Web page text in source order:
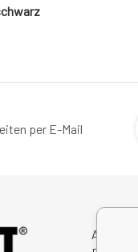
per E-Mail